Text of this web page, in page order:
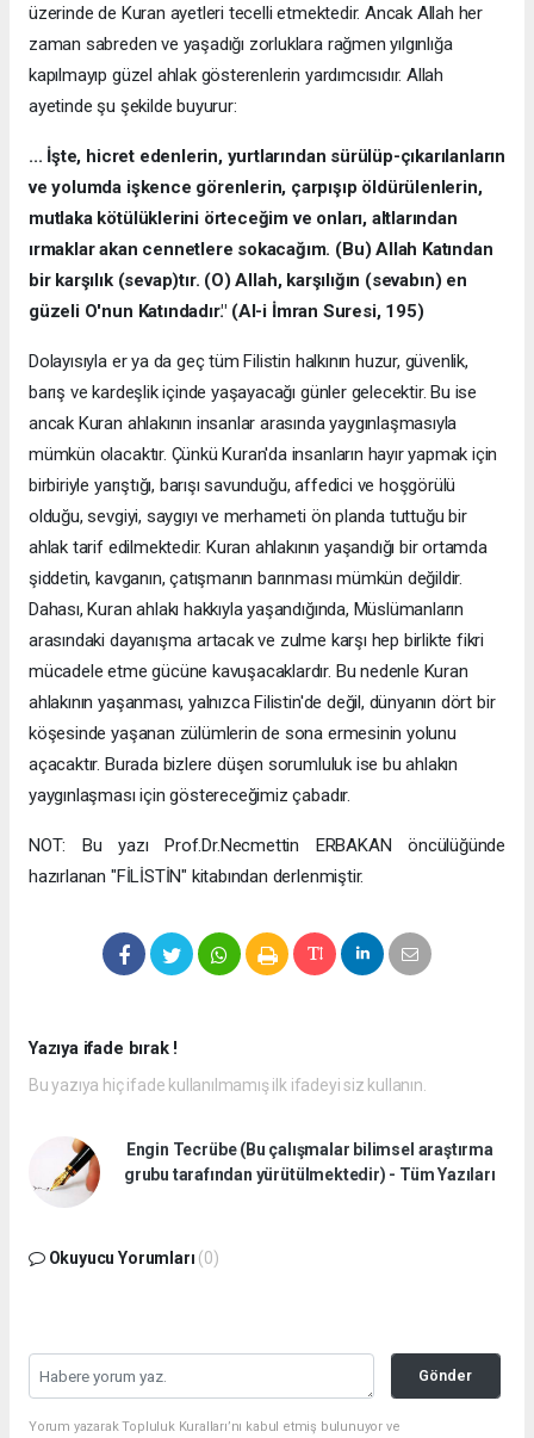
üzerinde de Kuran ayetleri tecelli etmektedir. Ancak Allah her
zaman sabreden ve yaşadığı zorluklara rağmen yılgınlığa
kapılmayıp güzel ahlak gösterenlerin yardımcısıdır. Allah
ayetinde şu şekilde buyurur:
... İşte, hicret edenlerin, yurtlarından sürülüp-çıkarılanların
ve yolumda işkence görenlerin, çarpışıp öldürülenlerin,
mutlaka kötülüklerini örteceğim ve onları, altlarından
ırmaklar akan cennetlere sokacağım. (Bu) Allah Katından
bir karşılık (sevap)tır. (O) Allah, karşılığın (sevabın) en
güzeli O'nun Katındadır." (Al-i İmran Suresi, 195)
Dolayısıyla er ya da geç tüm Filistin halkının huzur, güvenlik,
barış ve kardeşlik içinde yaşayacağı günler gelecektir. Bu ise
ancak Kuran ahlakının insanlar arasında yaygınlaşmasıyla
mümkün olacaktır. Çünkü Kuran'da insanların hayır yapmak için
birbiriyle yarıştığı, barışı savunduğu, affedici ve hoşgörülü
olduğu, sevgiyi, saygıyı ve merhameti ön planda tuttuğu bir
ahlak tarif edilmektedir. Kuran ahlakının yaşandığı bir ortamda
şiddetin, kavganın, çatışmanın barınması mümkün değildir.
Dahası, Kuran ahlakı hakkıyla yaşandığında, Müslümanların
arasındaki dayanışma artacak ve zulme karşı hep birlikte fikri
mücadele etme gücüne kavuşacaklardır. Bu nedenle Kuran
ahlakının yaşanması, yalnızca Filistin'de değil, dünyanın dört bir
köşesinde yaşanan zülümlerin de sona ermesinin yolunu
açacaktır. Burada bizlere düşen sorumluluk ise bu ahlakın
yaygınlaşması için göstereceğimiz çabadır.
NOT: Bu yazı Prof.Dr.Necmettin ERBAKAN öncülüğünde
hazırlanan "FİLİSTİN" kitabından derlenmiştir.
Yazıya ifade bırak !
Bu yazıya hiç ifade kullanılmamış ilk ifadeyi siz kullanın.
Engin Tecrübe (Bu çalışmalar bilimsel araştırma
grubu tarafından yürütülmektedir) - Tüm Yazıları
Okuyucu Yorumları (0)
Gönder
Yorum yazarak Topluluk Kuralları’nı kabul etmiş bulunuyor ve